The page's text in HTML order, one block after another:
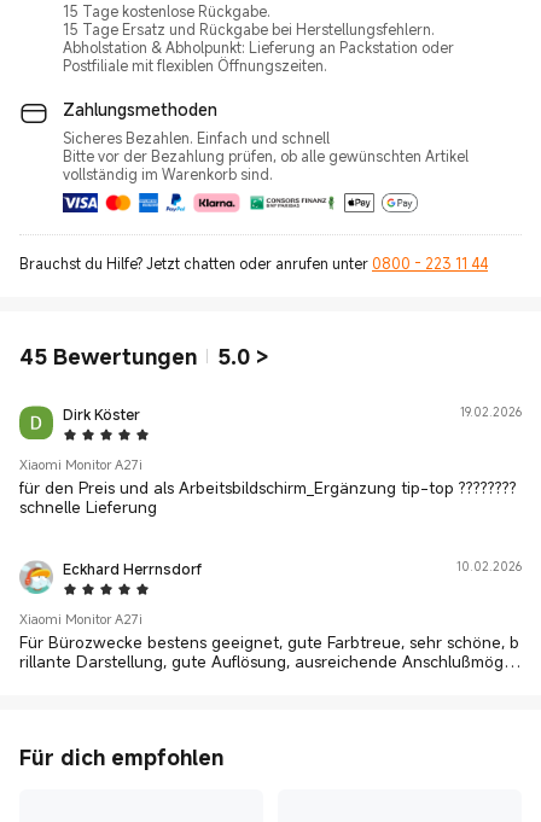
15 Tage kostenlose Rückgabe.
15 Tage Ersatz und Rückgabe bei Herstellungsfehlern.
Abholstation & Abholpunkt: Lieferung an Packstation oder
Postfiliale mit flexiblen Öffnungszeiten.
Zahlungsmethoden
Sicheres Bezahlen. Einfach und schnell
Bitte vor der Bezahlung prüfen, ob alle gewünschten Artikel
vollständig im Warenkorb sind.
Brauchst du Hilfe? Jetzt chatten oder anrufen unter 0800 - 223 11 44
45 Bewertungen 5.0 >
Dirk Köster
5 Star
19.02.2026
Xiaomi Monitor A27i
für den Preis und als Arbeitsbildschirm_Ergänzung tip-top ????????
schnelle Lieferung
Eckhard Herrnsdorf
5 Star
10.02.2026
Xiaomi Monitor A27i
Für Bürozwecke bestens geeignet, gute Farbtreue, sehr schöne, b
rillante Darstellung, gute Auflösung, ausreichende Anschlußmöglic
Für dich empfohlen